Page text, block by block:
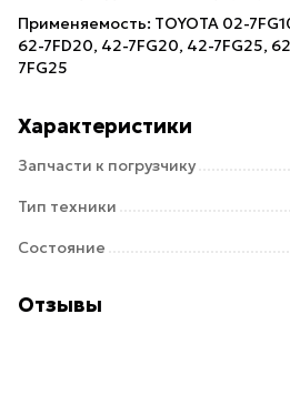
Применяемость: TOYOTA 02-
62-7FD20, 42-7FG20, 42-7FG25,
7FG25
Характеристики
Запчасти к погрузчику
Тип техники
Состояние
Отзывы